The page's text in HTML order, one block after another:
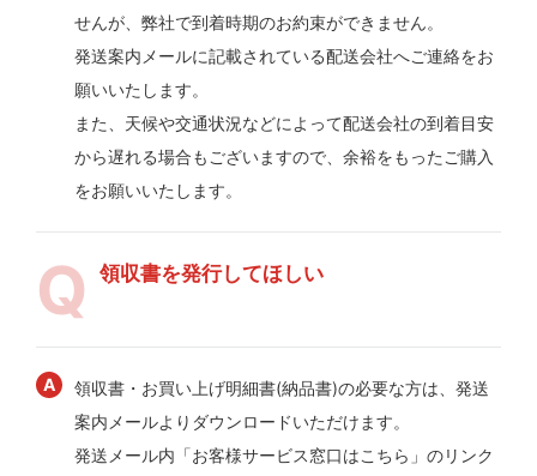
せんが、弊社で到着時期のお約束ができません。
発送案内メールに記載されている配送会社へご連絡をお
願いいたします。
また、天候や交通状況などによって配送会社の到着目安
から遅れる場合もございますので、余裕をもったご購入
をお願いいたします。
領収書を発行してほしい
領収書・お買い上げ明細書(納品書)の必要な方は、発送
案内メールよりダウンロードいただけます。
発送メール内「お客様サービス窓口はこちら」のリンク